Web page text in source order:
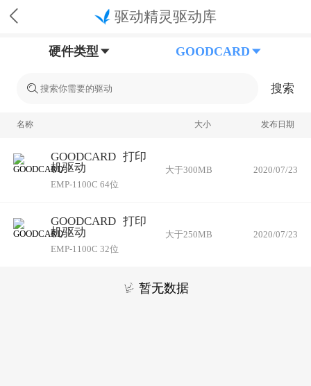
驱动精灵驱动库
硬件类型 GOODCARD
搜索
名称 大小 发布日期
GOODCARD 打印
机驱动
EMP-1100C 64位
大于300MB 2020/07/23
GOODCARD 打印
机驱动
EMP-1100C 32位
大于250MB 2020/07/23
暂无数据